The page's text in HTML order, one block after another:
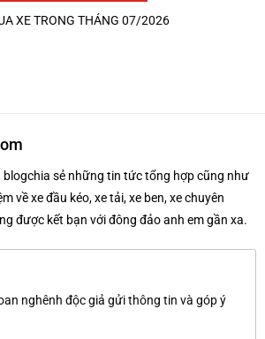
XE TRONG THÁNG 07/2026
blogchia sẻ những tin tức tổng hợp cũng như
về xe đầu kéo, xe tải, xe ben, xe chuyên
được kết bạn với đông đảo anh em gần xa.
nghênh độc giả gửi thông tin và góp ý